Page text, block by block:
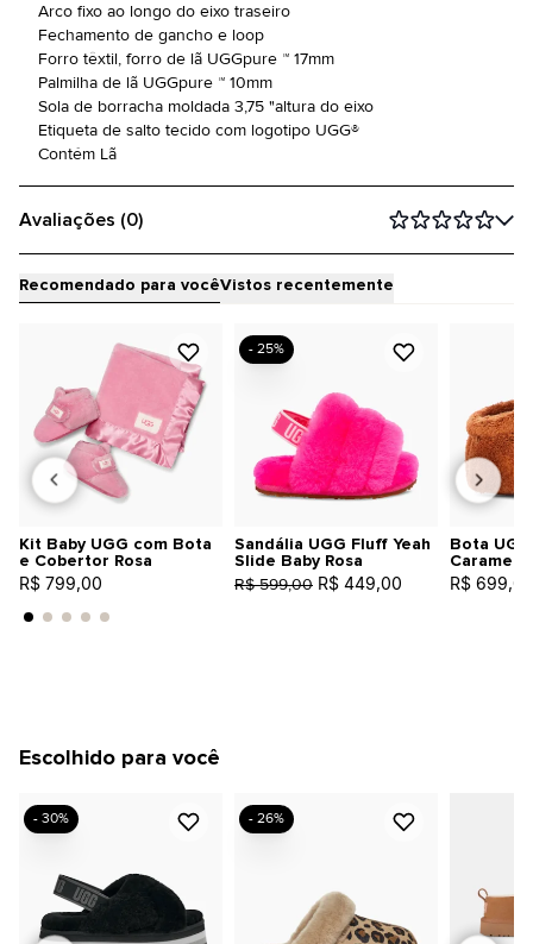
Arco fixo ao longo do eixo traseiro
Fechamento de gancho e loop
Forro têxtil, forro de lã UGGpure ™ 17mm
Palmilha de lã UGGpure ™ 10mm
Sola de borracha moldada 3,75 "altura do eixo
Etiqueta de salto tecido com logotipo UGG®
Contém Lã
Avaliações (0)
Recomendado para vocêVistos recentemente
Kit Baby UGG com Bota
e Cobertor Rosa
R$ 799,00
Sandália UGG Fluff Yeah
Slide Baby Rosa
R$ 599,00 R$ 449,00
- 25%
Bota
Caramelo
R$ 699,00
Escolhido para você
- 30% - 26%